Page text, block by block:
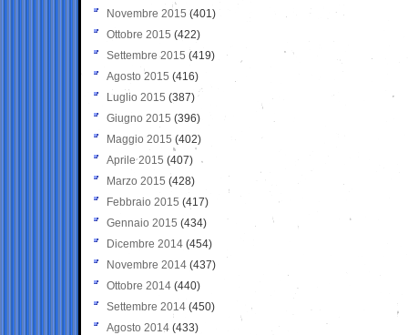
Novembre 2015 (401)
Ottobre 2015 (422)
Settembre 2015 (419)
Agosto 2015 (416)
Luglio 2015 (387)
Giugno 2015 (396)
Maggio 2015 (402)
Aprile 2015 (407)
Marzo 2015 (428)
Febbraio 2015 (417)
Gennaio 2015 (434)
Dicembre 2014 (454)
Novembre 2014 (437)
Ottobre 2014 (440)
Settembre 2014 (450)
Agosto 2014 (433)